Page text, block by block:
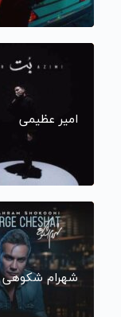
امیر عظیمی
شهرام شکوهی